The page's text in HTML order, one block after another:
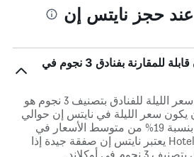
عند حجز نايتس إن
هل الأسعار في نايتس إن قابلة للمقارنة بفنادق 3 نجوم في
في أوكلاند، يبلغ متوسط ​​سعر الليلة للفنادق بتصنيف 3 نجوم هو
يكون سعر الليلة في نايتس إن حوالي
284 ﷼ وهو سعر أرخص بنسبة 19% من متوسط الأسعار في
المدينة. في HotelsCombined يعتبر نايتس إن صفقة جيدة إذا